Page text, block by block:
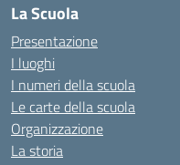
La Scuola
Presentazione
I luoghi
I numeri della scuola
Le carte della scuola
Organizzazione
La storia